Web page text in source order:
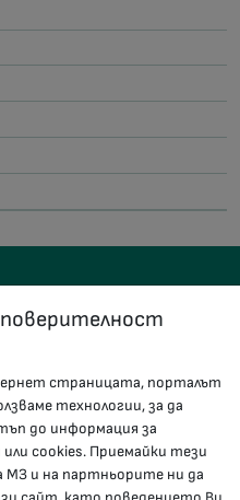
Неделя“ №5
страницата, порталът
технологии, за да
до информация за
cookies. Приемайки тези
МЗ и на партньорите ни да